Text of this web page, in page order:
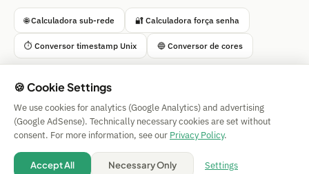
🌐 Calculadora sub-rede 🔐 Calculadora força senha
⏱ Conversor timestamp Unix 🔵 Conversor de cores
Simple Calculator
Impressum
| Privacy | Terms |
🍪 Cookies
💡 Suggest a calculator
🍪 Cookie Settings
We use cookies for analytics (Google Analytics) and advertising
(Google AdSense). Technically necessary cookies are set without
consent. For more information, see our Privacy Policy.
Accept All Necessary Only Settings